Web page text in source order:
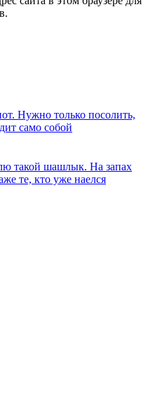
Нужно только посолить,
само собой
такой шашлык. На запах
те, кто уже наелся